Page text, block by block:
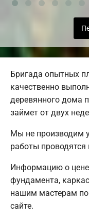
Бригада опытных
качественно
деревянного дома
займет от двух
Мы не производим
работы
Информацию о
фундамента,
нашим мастерам по
сайте.